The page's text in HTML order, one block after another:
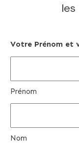
Votre Prénom et
Prénom
Nom